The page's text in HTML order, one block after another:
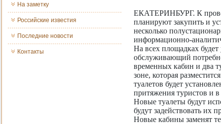
На заметку
Российские известия
Последние новости
Контакты
ЕКАТЕРИНБУРГ. К
планируют закупить и
несколько
информационно-
На всех площадках
обслуживающий
временных кабин и два
зоне, которая
туалетов будет
притяжения туристов и в
Новые туалеты будут
будут задействовать их
Новые кабины заменят